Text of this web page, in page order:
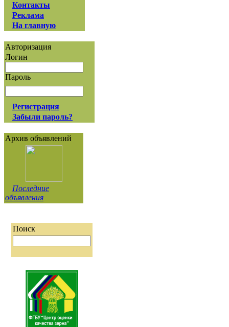
Контакты
Реклама
На главную
Авторизация
Логин
Пароль
Регистрация
Забыли пароль?
Архив объявлений
Последние
объявления
Поиск